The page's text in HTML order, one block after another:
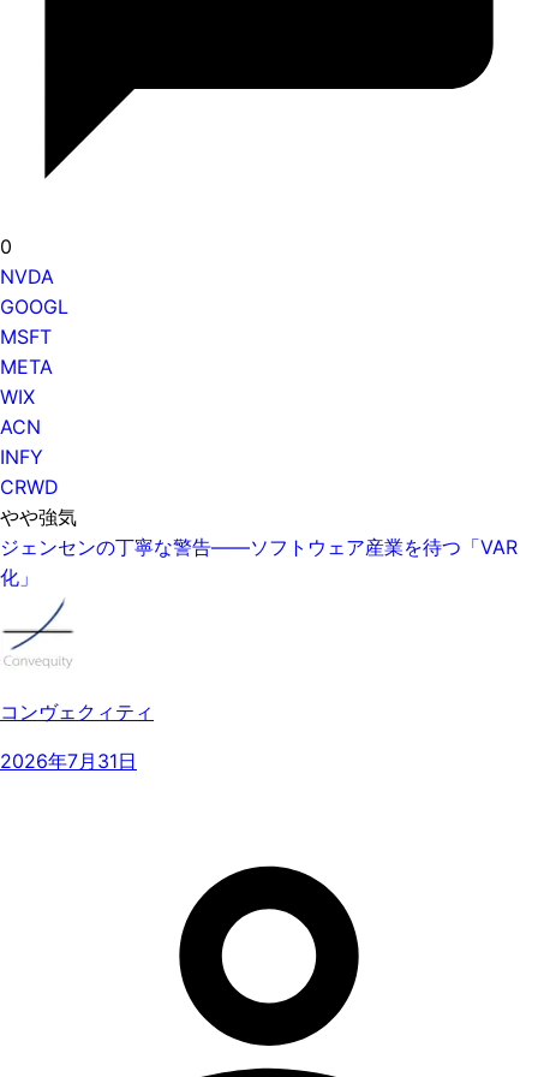
0
NVDA
GOOGL
MSFT
META
WIX
ACN
INFY
CRWD
やや強気
ジェンセンの丁寧な警告——ソフトウェア産業を待つ「VAR
化」
コンヴェクィティ
2026年7月31日